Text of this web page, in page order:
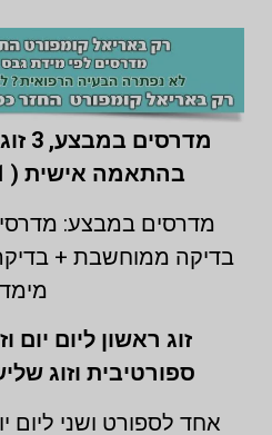
מדרסים במבצע,
3
בהתאמה אישית ( 1 + 1 + 1 חינם)
מדרסים במבצע:
בדיקה ממוחשבת +
מימד
זוג ראשון ליום יום
ספורטיבית וזוג
אחד לספורט ושני ליום